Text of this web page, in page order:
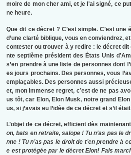
moire de mon cher ami, et je l’ai signé, ce
ne heure.
Que dit ce décret ? C’est simple. C’est une
d’une clarté biblique, vous en conviendrez,
contester ou trouver à y redire : le décret dit
nte septième président des États Unis
s’en prendre à une liste de personnes dont
es jours prochains. Des personnes, vous
emplaçables. Des personnes aussi
et, mon immense regret, c’est de ne pas
us tôt, car Elon, Elon Musk, notre grand
us, si j’avais eu l’idée de ce décret et s’il
L’objet de ce décret, efficient dès
on, bats en retraite, salope ! Tu n’as pas le
nne ! Tu n’as pas le droit de t’en prendre à
e est protégée par le décret Elon! Fais